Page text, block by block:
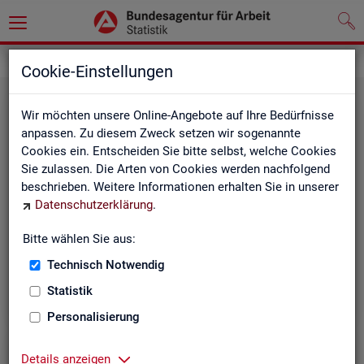
Cookie-Einstellungen
Wir möchten unsere Online-Angebote auf Ihre Bedürfnisse
anpassen. Zu diesem Zweck setzen wir sogenannte
Cookies ein. Entscheiden Sie bitte selbst, welche Cookies
Sie zulassen. Die Arten von Cookies werden nachfolgend
beschrieben. Weitere Informationen erhalten Sie in unserer
Datenschutzerklärung.
Bitte wählen Sie aus:
Technisch Notwendig
Statistik
Personalisierung
Details anzeigen
Me­tho­di­sche Hin­wei­se
Hintergrundinformationen und methodische Hinweise
zu den Fachstatistiken und weiteren Themen, z. B. zur